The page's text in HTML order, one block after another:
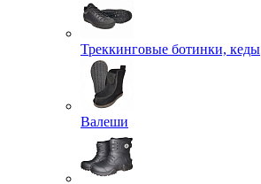
Треккинговые ботинки, кеды
Валеши